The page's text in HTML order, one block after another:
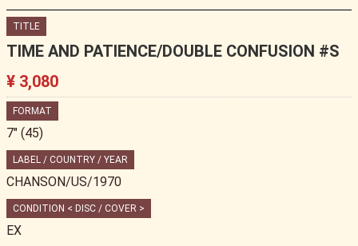
TITLE
TIME AND PATIENCE/DOUBLE CONFUSION #S
¥ 3,080
FORMAT
7" (45)
LABEL / COUNTRY / YEAR
CHANSON/US/1970
CONDITION < DISC / COVER >
EX